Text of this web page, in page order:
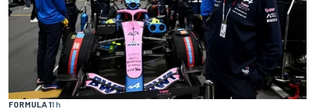
FORMULA 11 h